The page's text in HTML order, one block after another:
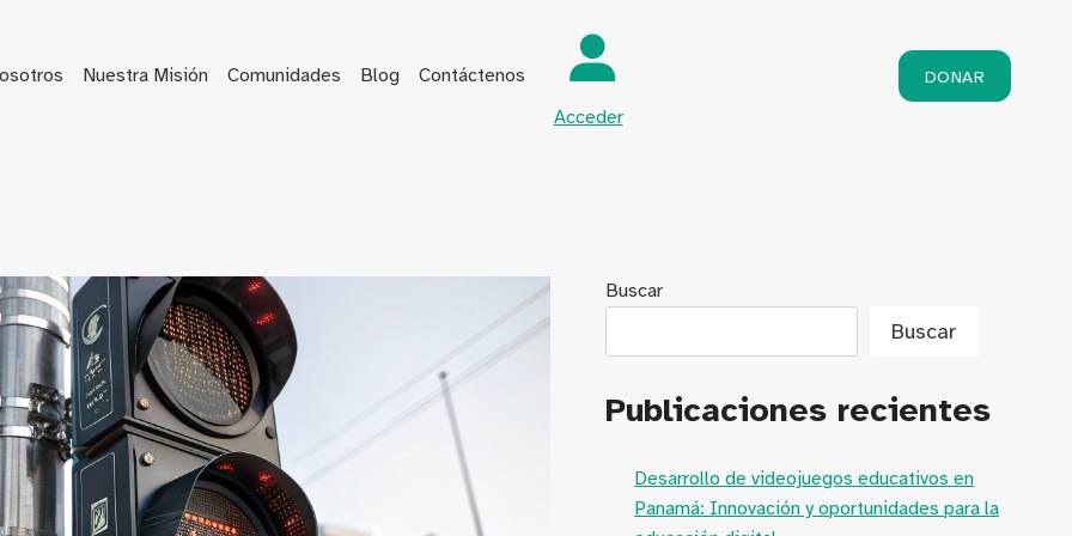
Nuestra Misión Comunidades Blog
Contáctenos
Acceder
DONAR
Buscar
Buscar
Publicaciones recientes
Desarrollo de videojuegos educativos en
Panamá: Innovación y oportunidades para la